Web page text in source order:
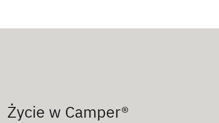
Życie w Camper®